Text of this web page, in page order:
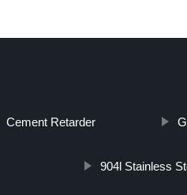
Cement Retarder
904l Stainless